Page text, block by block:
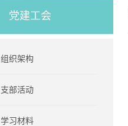
党建工会
组织架构
支部活动
学习材料